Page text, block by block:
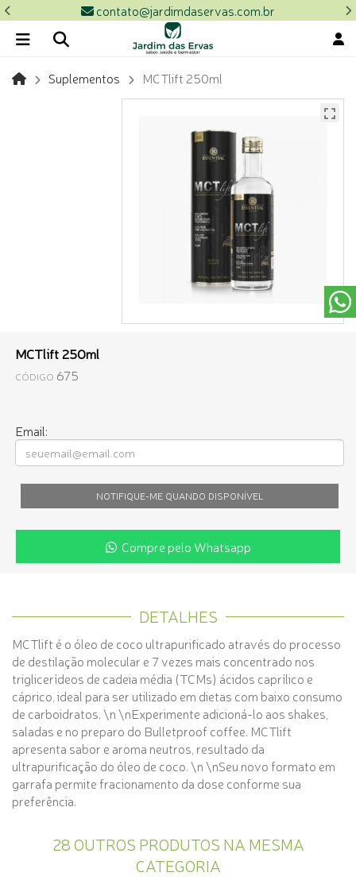
contato@jardimdaservas.com.br
Suplementos MCTlift 250ml
MCTlift 250ml
CÓDIGO 675
Email:
NOTIFIQUE-ME QUANDO DISPONÍVEL
Compre pelo Whatsapp
DETALHES
MCTlift é o óleo de coco ultrapurificado através do processo
de destilação molecular e 7 vezes mais concentrado nos
triglicerídeos de cadeia média (TCMs) ácidos caprílico e
cáprico, ideal para ser utilizado em dietas com baixo consumo
de carboidratos. \n \nExperimente adicioná-lo aos shakes,
saladas e no preparo do Bulletproof coffee. MCTlift
apresenta sabor e aroma neutros, resultado da
ultrapurificação do óleo de coco. \n \nSeu novo formato em
garrafa permite fracionamento da dose conforme sua
preferência.
28 OUTROS PRODUTOS NA MESMA
CATEGORIA